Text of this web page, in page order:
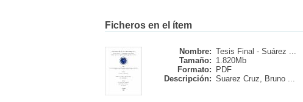
Ficheros en el ítem
Nombre: Tesis Final - Suárez ...
Tamaño: 1.820Mb
Formato:
PDF
Descripción: Suarez Cruz, Bruno ...